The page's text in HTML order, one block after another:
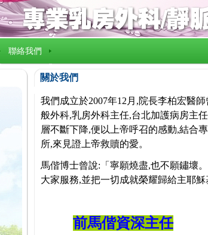
聯絡我們
關於我們
我們成立於2007年12月,院長李柏宏醫
般外科,乳房外科主任,台北加護病房主
層不斷下降,便以上帝呼召的感動,結合
所,來見證上帝救贖的愛。
馬偕博士曾說:「寧願燒盡,也不願鏽壞
大家服務,並把一切成就榮耀歸給主耶穌
前馬偕資深主任